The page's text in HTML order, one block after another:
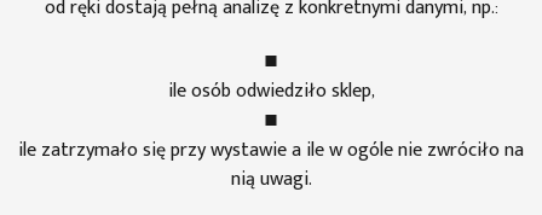
od ręki dostają pełną analizę z konkretnymi danymi, np.:
ile osób odwiedziło sklep,
ile zatrzymało się przy wystawie a ile w ogóle nie zwróciło na
nią uwagi.